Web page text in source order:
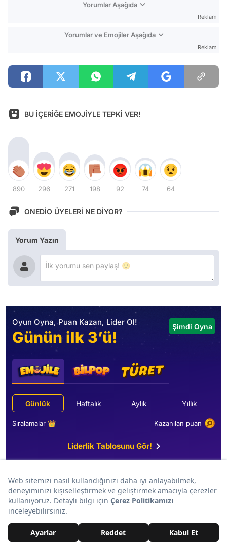
Yorumlar Aşağıda
Reklam
Yorumlar ve Emojiler Aşağıda
Reklam
BU İÇERİĞE EMOJİYLE TEPKİ VER!
890 296 271 198 92 74 64
ONEDİO ÜYELERİ NE DİYOR?
Yorum Yazın
Oyun Oyna, Puan Kazan, Lider Ol!
Günün ilk 3’ü!
Şimdi Oyna
Günlük Haftalık Aylık Yıllık
Sıralamalar 👑 Kazanılan puan
Liderlik Tablosunu Gör!
En Yeni İçerikler!
Magazin
Mohamed Salah Transferine Demet Akalın'dan Olay
Yorum: "Şarkısı da Hazır"